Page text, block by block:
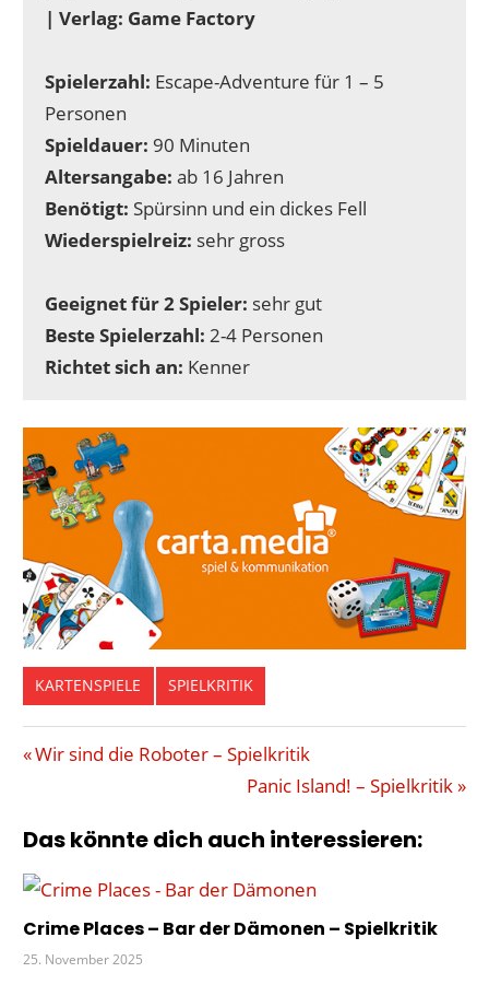
| Verlag: Game Factory
Spielerzahl: Escape-Adventure für 1 – 5
Personen
Spieldauer: 90 Minuten
Altersangabe: ab 16 Jahren
Benötigt: Spürsinn und ein dickes Fell
Wiederspielreiz: sehr gross
Geeignet für 2 Spieler: sehr gut
Beste Spielerzahl: 2-4 Personen
Richtet sich an: Kenner
KARTENSPIELE SPIELKRITIK
ESCAPE
ROOM
FALL
Beitragsnavigation
Vorheriger
Wir sind die Roboter – Spielkritik
Nächster
Panic Island! – Spielkritik
Das könnte dich auch interessieren:
Crime Places – Bar der Dämonen – Spielkritik
25. November 2025